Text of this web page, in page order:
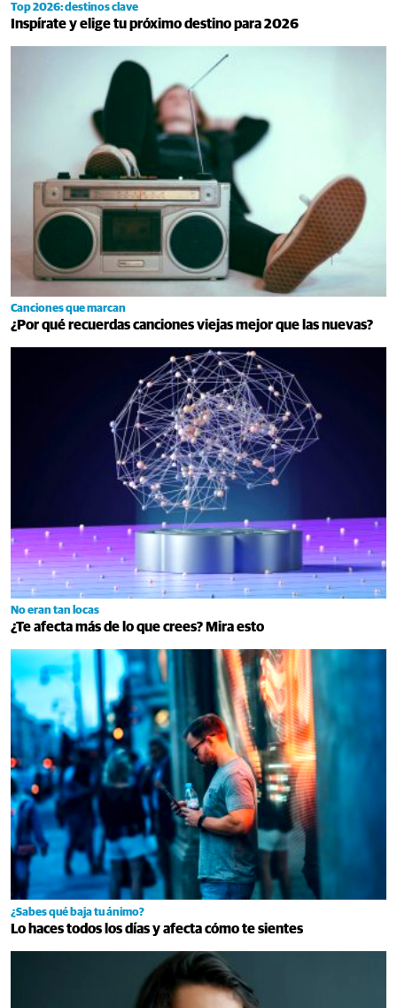
Top 2026: destinos clave
Inspírate y elige tu próximo destino para 2026
Canciones que marcan
¿Por qué recuerdas canciones viejas mejor que las nuevas?
No eran tan locas
¿Te afecta más de lo que crees? Mira esto
¿Sabes qué baja tu ánimo?
Lo haces todos los días y afecta cómo te sientes